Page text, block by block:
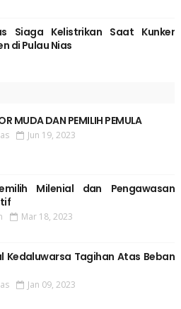
Siaga Kelistrikan Saat Kunker
di Pulau Nias
MUDA DAN PEMILIH PEMULA
Jun 19, 2023
Milenial dan Pengawasan
Mar 18, 2023
Kedaluwarsa Tagihan Atas Beban
Jan 09, 2023